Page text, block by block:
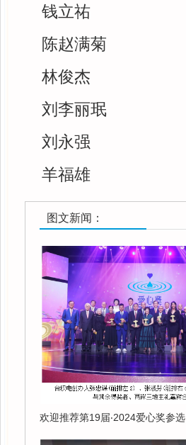
钱立祐
陈赵满菊
林俊杰
刘李丽珉
刘永强
羊福雄
图文新闻：
欢迎推荐第19届‧2024爱心奖参选